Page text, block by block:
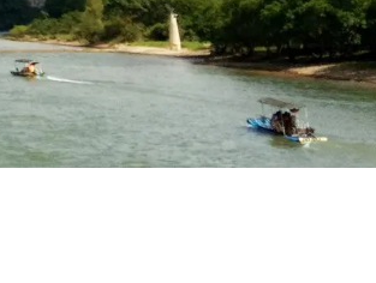
張家界
お客様の声